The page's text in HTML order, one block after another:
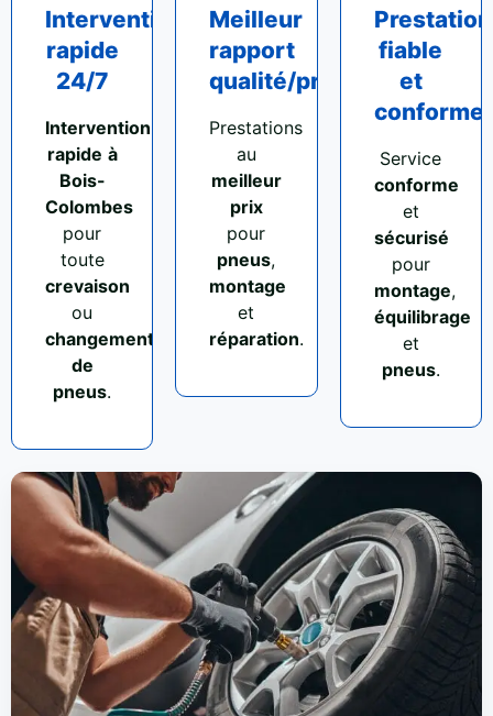
Intervention
rapide
24/7
Intervention
rapide à
Bois-
Colombes
pour
toute
crevaison
ou
changement
de
pneus.
Meilleur
rapport
qualité/prix
Prestations
au
meilleur
prix
pour
pneus,
montage
et
réparation.
Prestation
fiable
et
conforme
Service
conforme
et
sécurisé
pour
montage,
équilibrage
et
pneus.